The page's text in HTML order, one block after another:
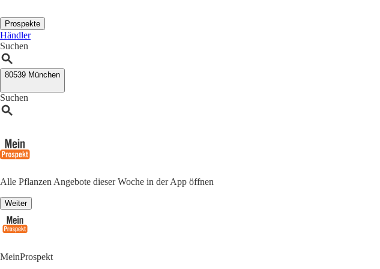
Prospekte
Händler
Suchen
80539 München
Suchen
Alle Pflanzen Angebote dieser Woche in der App öffnen
Weiter
MeinProspekt